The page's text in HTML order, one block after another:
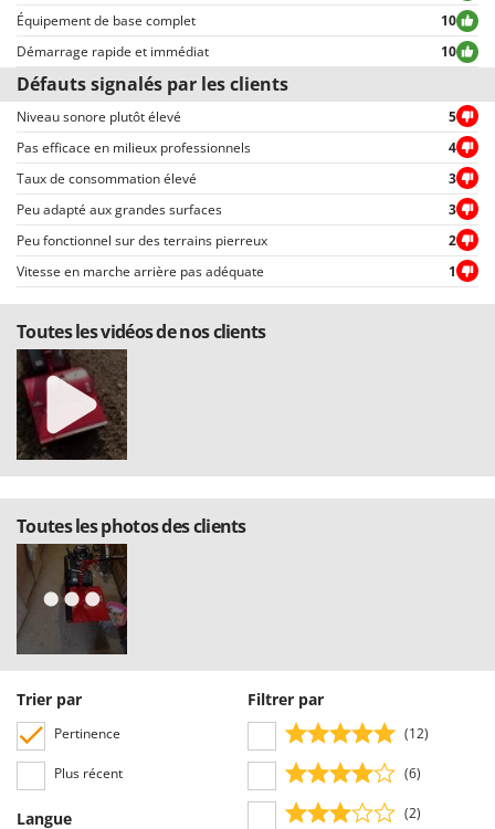
permettent une sélection rapide, comme par exemple celui permettant de
choisir entre avis positifs et négatifs.
Équipement de base complet
10
Démarrage rapide et immédiat
10
Défauts signalés par les clients
Niveau sonore plutôt élevé
5
Pas efficace en milieux professionnels
4
Taux de consommation élevé
3
Peu adapté aux grandes surfaces
3
Peu fonctionnel sur des terrains pierreux
2
Vitesse en marche arrière pas adéquate
1
Toutes les vidéos de nos clients
Toutes les photos des clients
Trier par
Pertinence
Plus récent
Langue
Filtrer par
(12)
(6)
(2)